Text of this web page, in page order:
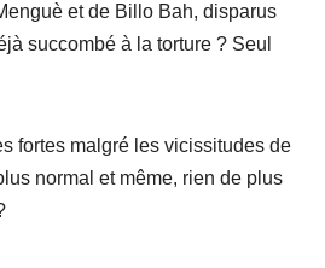
et de Billo Bah, disparus
succombé à la torture ? Seul
fortes malgré les vicissitudes de
normal et même, rien de plus